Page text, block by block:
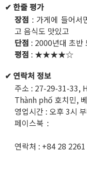
✔ 한줄 평가
장점 : 가게에 들어서
고 음식도 맛있고
단점 : 2000년대 초반
평점 : ★★★★☆
✔ 연락처 정보
주소 : 27-29-31-33,
Thành phố 호치민,
영업시간 : 오후 3시
페이스북 :
연락처 : +84 28